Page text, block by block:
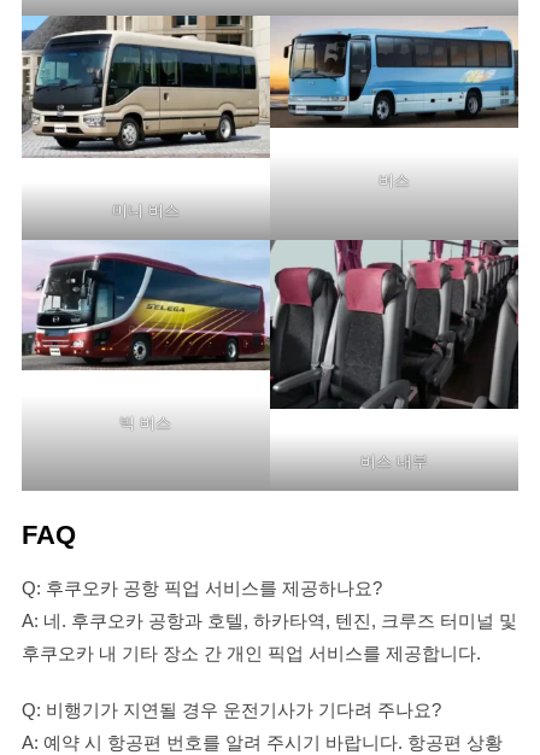
미니 버스
버스
빅 버스
버스 내부
FAQ
Q: 후쿠오카 공항 픽업 서비스를 제공하나요?
A: 네. 후쿠오카 공항과 호텔, 하카타역, 텐진, 크루즈 터미널 및
후쿠오카 내 기타 장소 간 개인 픽업 서비스를 제공합니다.
Q: 비행기가 지연될 경우 운전기사가 기다려 주나요?
A: 예약 시 항공편 번호를 알려 주시기 바랍니다. 항공편 상황